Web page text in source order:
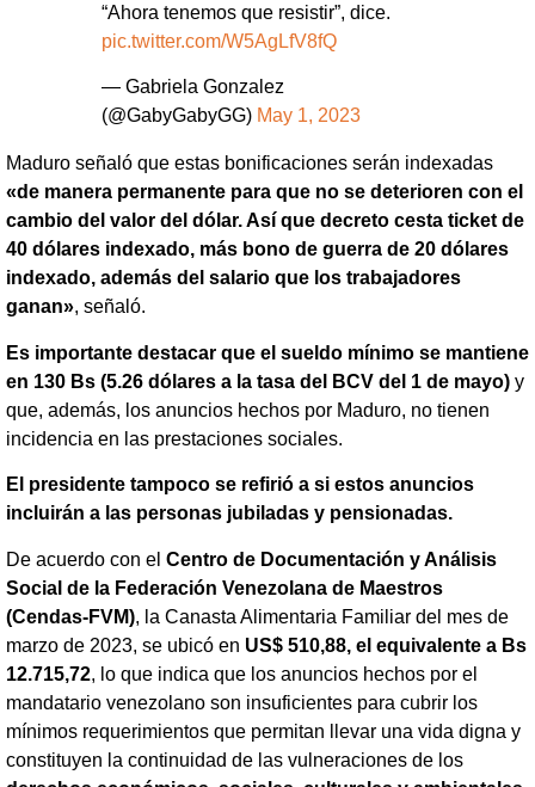
“Ahora tenemos que resistir”, dice.
pic.twitter.com/W5AgLfV8fQ
— Gabriela Gonzalez
(@GabyGabyGG) May 1, 2023
Maduro señaló que estas bonificaciones serán indexadas
«de manera permanente para que no se deterioren con el
cambio del valor del dólar. Así que decreto cesta ticket de
40 dólares indexado, más bono de guerra de 20 dólares
indexado, además del salario que los trabajadores
ganan», señaló.
Es importante destacar que el sueldo mínimo se mantiene
en 130 Bs (5.26 dólares a la tasa del BCV del 1 de mayo) y
que, además, los anuncios hechos por Maduro, no tienen
incidencia en las prestaciones sociales.
El presidente tampoco se refirió a si estos anuncios
incluirán a las personas jubiladas y pensionadas.
De acuerdo con el Centro de Documentación y Análisis
Social de la Federación Venezolana de Maestros
(Cendas-FVM), la Canasta Alimentaria Familiar del mes de
marzo de 2023, se ubicó en US$ 510,88, el equivalente a Bs
12.715,72, lo que indica que los anuncios hechos por el
mandatario venezolano son insuficientes para cubrir los
mínimos requerimientos que permitan llevar una vida digna y
constituyen la continuidad de las vulneraciones de los